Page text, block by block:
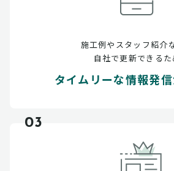
施工例やスタッフ紹介な
自社で更新できるた
タイムリーな情報発信
03